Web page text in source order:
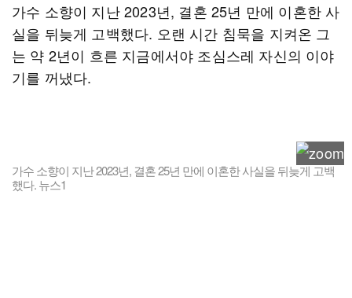
가수 소향이 지난 2023년, 결혼 25년 만에 이혼한 사
실을 뒤늦게 고백했다. 오랜 시간 침묵을 지켜온 그
는 약 2년이 흐른 지금에서야 조심스레 자신의 이야
기를 꺼냈다.
가수 소향이 지난 2023년, 결혼 25년 만에 이혼한 사실을 뒤늦게 고백
했다. 뉴스1